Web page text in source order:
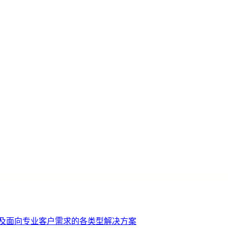
面向专业客户需求的各类型解决方案